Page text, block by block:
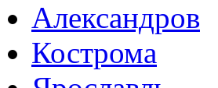
Александров
Кострома